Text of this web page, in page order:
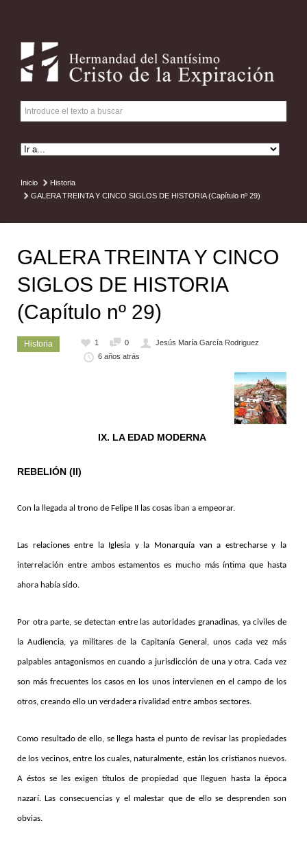
Inicio
Historia
GALERA TREINTA Y CINCO SIGLOS DE HISTORIA (Capítulo nº 29)
GALERA TREINTA Y CINCO
SIGLOS DE HISTORIA
(Capítulo nº 29)
Historia 1 0
Jesús María García Rodriguez
6 años atrás
IX. LA EDAD MODERNA
REBELIÓN (II)
Con la llegada al trono de Felipe II las cosas iban a empeorar.
Las relaciones entre la Iglesia y la Monarquía van a estrecharse y la
interrelación entre ambos estamentos es mucho más íntima que hasta
ahora había sido.
Por otra parte, se detectan entre las autoridades granadinas, ya civiles de
la Audiencia, ya militares de la Capitanía General, unos cada vez más
palpables antagonismos en cuando a jurisdicción de una y otra. Cada vez
son más frecuentes los casos en los unos intervienen en el campo de los
otros, creando ello un verdadera rivalidad entre ambos sectores.
Como resultado de ello, se llega hasta el punto de revisar las propiedades
de los vecinos, entre los cuales, naturalmente, están los cristianos nuevos.
A éstos se les exigen títulos de propiedad que lleguen hasta la época
nazarí. Las consecuencias y el malestar que de ello se desprenden son
obvias.